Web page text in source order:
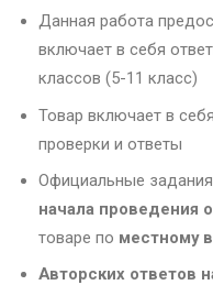
Данная работа
включает в себя
классов (5-11 класс)
Товар включает в
проверки и ответы
Официальные
начала проведения
товаре по местному
Авторских ответов